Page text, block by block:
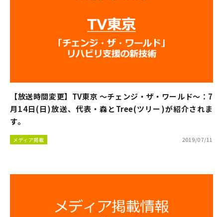
【放送時間変更】TV東京 ～チェンジ・ザ・ワールド～：7
月14日(日)放送、代表・森とTree(ツリー)が紹介されま
す。
メディア掲載 2019/07/11